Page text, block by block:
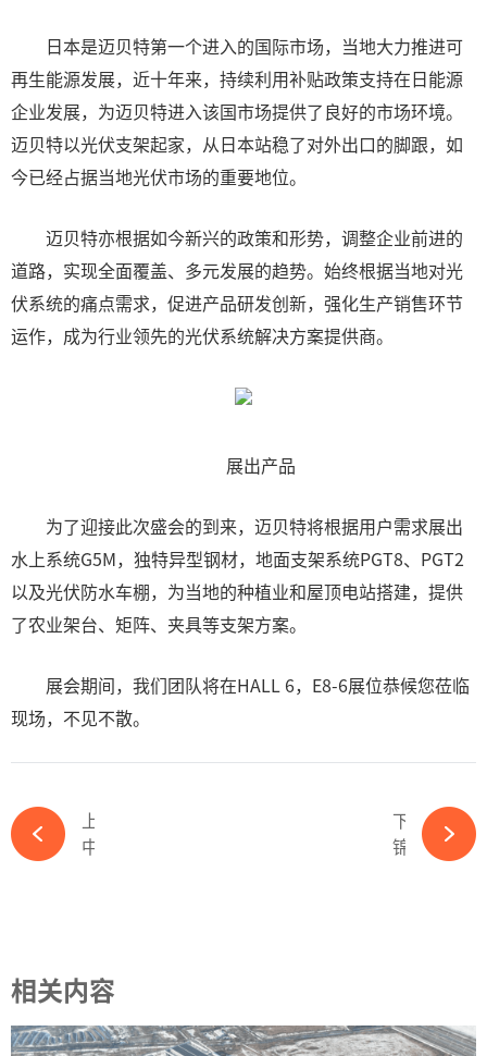
日本是迈贝特第一个进入的国际市场，当地大力推进可
再生能源发展，近十年来，持续利用补贴政策支持在日能源
企业发展，为迈贝特进入该国市场提供了良好的市场环境。
迈贝特以光伏支架起家，从日本站稳了对外出口的脚跟，如
今已经占据当地光伏市场的重要地位。
迈贝特亦根据如今新兴的政策和形势，调整企业前进的
道路，实现全面覆盖、多元发展的趋势。始终根据当地对光
伏系统的痛点需求，促进产品研发创新，强化生产销售环节
运作，成为行业领先的光伏系统解决方案提供商。
展出产品
为了迎接此次盛会的到来，迈贝特将根据用户需求展出
水上系统G5M，独特异型钢材，地面支架系统PGT8、PGT2
以及光伏防水车棚，为当地的种植业和屋顶电站搭建，提供
了农业架台、矩阵、夹具等支架方案。
展会期间，我们团队将在HALL 6，E8-6展位恭候您莅临
现场，不见不散。
下一篇
锦浪科技第二季度净利润环比增长超15倍！光伏逆变器龙头觉醒-365wm完美体育官网
相关内容